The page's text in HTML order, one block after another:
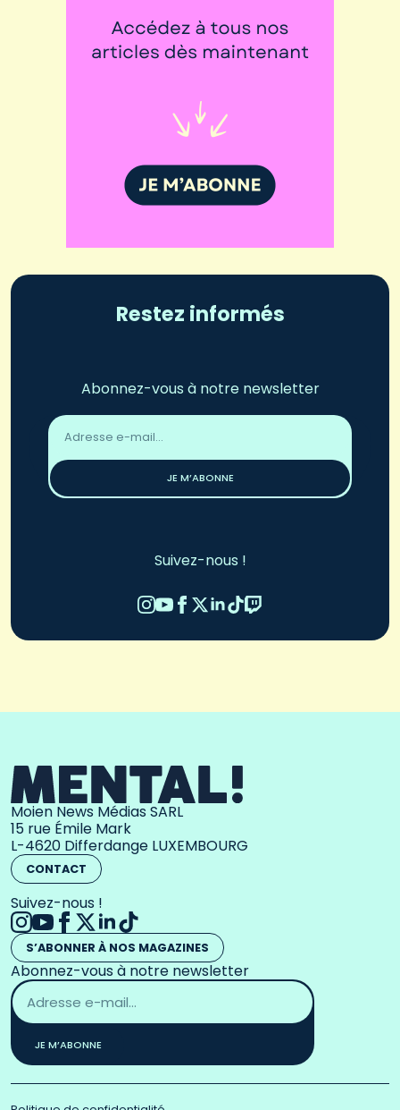
Restez informés
Abonnez-vous à notre newsletter
Adresse
email
JE M’ABONNE
Suivez-nous !
Moien News Médias SARL
15 rue Émile Mark
L-4620 Differdange LUXEMBOURG
CONTACT
Suivez-nous !
S’ABONNER À NOS MAGAZINES
Abonnez-vous à notre newsletter
Adresse
email
*
JE M’ABONNE